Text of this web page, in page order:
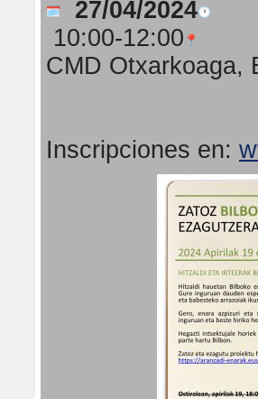
27/04/2024
10:00-12:00
CMD Otxarkoaga,
Inscripciones en: